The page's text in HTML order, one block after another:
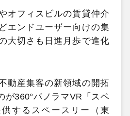
オフィスビルの賃貸仲介
エンドユーザー向けの集
大切さも日進月歩で進化
動産集客の新領域の開拓
が360°パノラマVR「スペ
するスペースリー（東